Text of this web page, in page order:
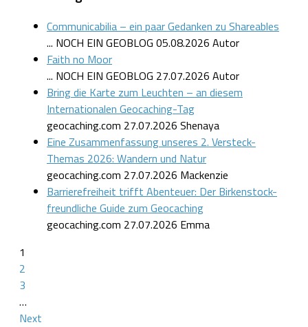
Communicabilia – ein paar Gedanken zu Shareables
... NOCH EIN GEOBLOG 05.08.2026 Autor
Faith no Moor
... NOCH EIN GEOBLOG 27.07.2026 Autor
Bring die Karte zum Leuchten – an diesem
Internationalen Geocaching-Tag
geocaching.com 27.07.2026 Shenaya
Eine Zusammenfassung unseres 2. Versteck-
Themas 2026: Wandern und Natur
geocaching.com 27.07.2026 Mackenzie
Barrierefreiheit trifft Abenteuer: Der Birkenstock-
freundliche Guide zum Geocaching
geocaching.com 27.07.2026 Emma
1
2
3
…
Next